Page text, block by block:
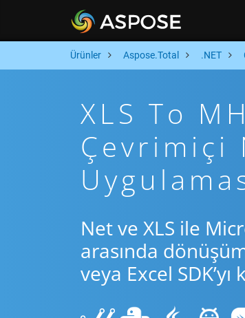
Ürünler Aspose.Total .NET
XLS To
Çevrimiçi
Net ve XLS ile
arasında
veya Excel SDK’yı